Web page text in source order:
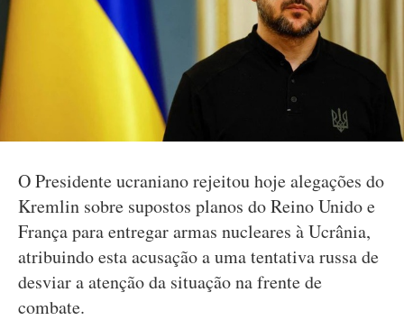
O Presidente ucraniano rejeitou hoje alegações do
Kremlin sobre supostos planos do Reino Unido e
França para entregar armas nucleares à Ucrânia,
atribuindo esta acusação a uma tentativa russa de
desviar a atenção da situação na frente de
combate.